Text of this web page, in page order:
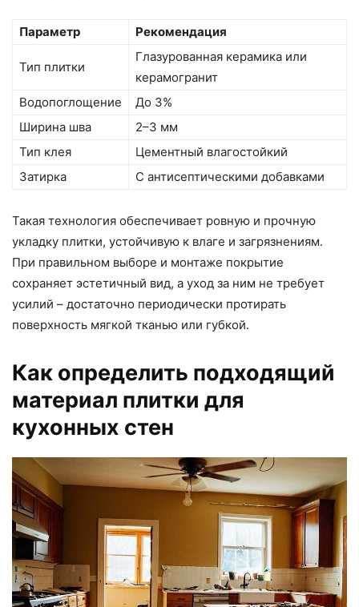
Параметр Рекомендация
Тип плитки
Глазурованная керамика или
керамогранит
Водопоглощение
До 3%
Ширина шва
2–3 мм
Тип клея
Цементный влагостойкий
Затирка
С антисептическими добавками
Такая технология обеспечивает ровную и прочную
укладку плитки, устойчивую к влаге и загрязнениям.
При правильном выборе и монтаже покрытие
сохраняет эстетичный вид, а уход за ним не требует
усилий – достаточно периодически протирать
поверхность мягкой тканью или губкой.
Как определить подходящий
материал плитки для
кухонных стен